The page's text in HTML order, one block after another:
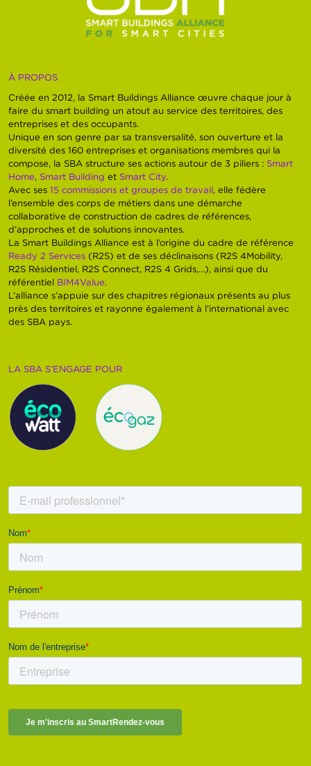
À PROPOS
Créée en 2012, la Smart Buildings Alliance œuvre chaque jour à
faire du smart building un atout au service des territoires, des
entreprises et des occupants.
Unique en son genre par sa transversalité, son ouverture et la
diversité des 160 entreprises et organisations membres qui la
compose, la SBA structure ses actions autour de 3 piliers : Smart
Home, Smart Building et Smart City.
Avec ses15 commissions et groupes de travail, elle fédère
l’ensemble des corps de métiers dans une démarche
collaborative de construction de cadres de références,
d’approches et de solutions innovantes.
La Smart Buildings Alliance est à l’origine du cadre de référence
Ready 2 Services (R2S) et de ses déclinaisons (R2S 4Mobility,
R2S Résidentiel, R2S Connect, R2S 4 Grids,…), ainsi que du
référentiel BIM4Value.
L’alliance s’appuie sur des chapitres régionaux présents au plus
près des territoires et rayonne également à l’international avec
des SBA pays.
LA SBA S’ENGAGE POUR